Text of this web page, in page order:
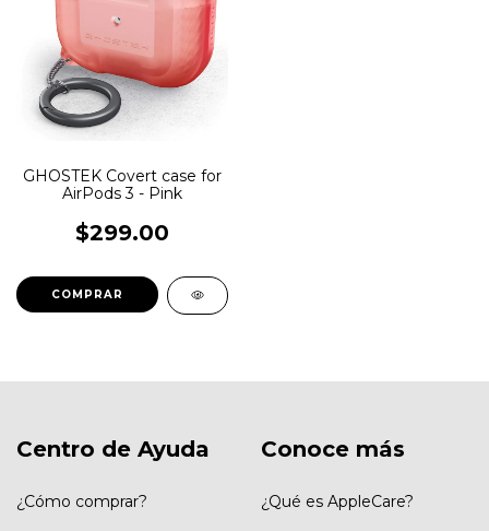
GHOSTEK Covert case for
AirPods 3 - Pink
$299.00
Centro de Ayuda
¿Cómo comprar?
Conoce más
¿Qué es AppleCare?